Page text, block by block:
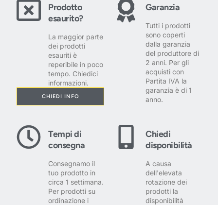
Prodotto
esaurito?
La maggior parte
dei prodotti
esauriti è
reperibile in poco
tempo. Chiedici
informazioni.
CHIEDI INFO
Garanzia
Tutti i prodotti
sono coperti
dalla garanzia
del produttore di
2 anni. Per gli
acquisti con
Partita IVA la
garanzia è di 1
anno.
Tempi di
consegna
Consegnamo il
tuo prodotto in
circa 1 settimana.
Per prodotti su
ordinazione i
Chiedi
disponibilità
A causa
dell'elevata
rotazione dei
prodotti la
disponibilità